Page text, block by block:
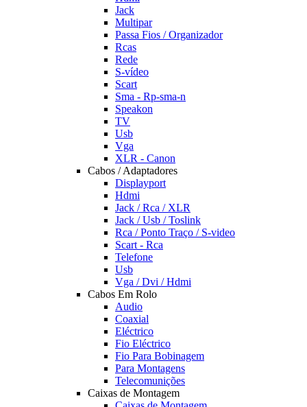
Jack
Multipar
Passa Fios / Organizador
Rcas
Rede
S-vídeo
Scart
Sma - Rp-sma-n
Speakon
TV
Usb
Vga
XLR - Canon
Cabos / Adaptadores
Displayport
Hdmi
Jack / Rca / XLR
Jack / Usb / Toslink
Rca / Ponto Traço / S-video
Scart - Rca
Telefone
Usb
Vga / Dvi / Hdmi
Cabos Em Rolo
Audio
Coaxial
Eléctrico
Fio Eléctrico
Fio Para Bobinagem
Para Montagens
Telecomunições
Caixas de Montagem